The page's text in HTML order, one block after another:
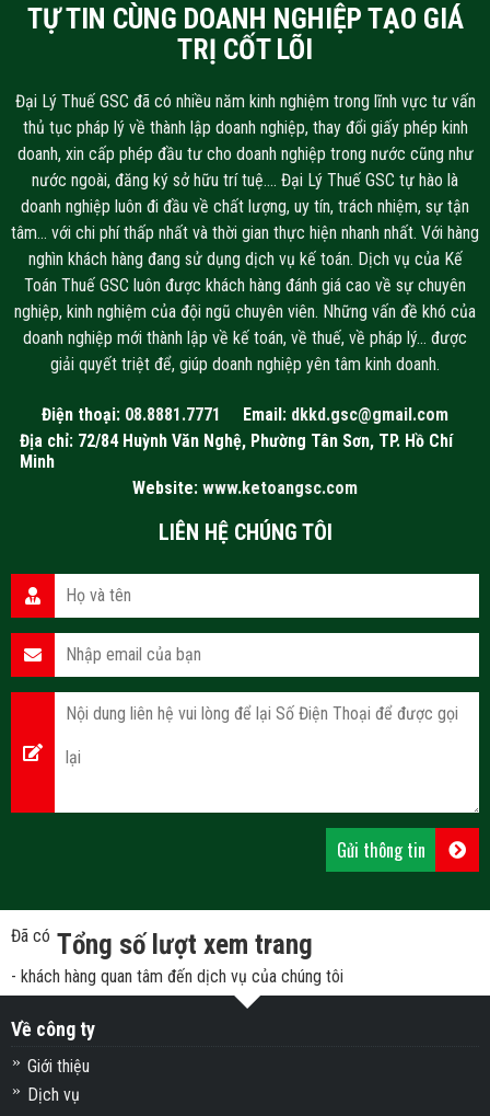
TỰ TIN CÙNG DOANH NGHIỆP TẠO GIÁ
TRỊ CỐT LÕI
Đại Lý Thuế GSC đã có nhiều năm kinh nghiệm trong lĩnh vực tư vấn
thủ tục pháp lý về thành lập doanh nghiệp, thay đổi giấy phép kinh
doanh, xin cấp phép đầu tư cho doanh nghiệp trong nước cũng như
nước ngoài, đăng ký sở hữu trí tuệ…. Đại Lý Thuế GSC tự hào là
doanh nghiệp luôn đi đầu về chất lượng, uy tín, trách nhiệm, sự tận
tâm… với chi phí thấp nhất và thời gian thực hiện nhanh nhất. Với hàng
nghìn khách hàng đang sử dụng dịch vụ kế toán. Dịch vụ của Kế
Toán Thuế GSC luôn được khách hàng đánh giá cao về sự chuyên
nghiệp, kinh nghiệm của đội ngũ chuyên viên. Những vấn đề khó của
doanh nghiệp mới thành lập về kế toán, về thuế, về pháp lý… được
giải quyết triệt để, giúp doanh nghiệp yên tâm kinh doanh.
Điện thoại: 08.8881.7771 Email: dkkd.gsc@gmail.com
Địa chỉ: 72/84 Huỳnh Văn Nghệ, Phường Tân Sơn, TP. Hồ Chí
Minh
Website: www.ketoangsc.com
LIÊN HỆ CHÚNG TÔI
Đã có Tổng số lượt xem trang
- khách hàng quan tâm đến dịch vụ của chúng tôi
Về công ty
Giới thiệu
Dịch vụ